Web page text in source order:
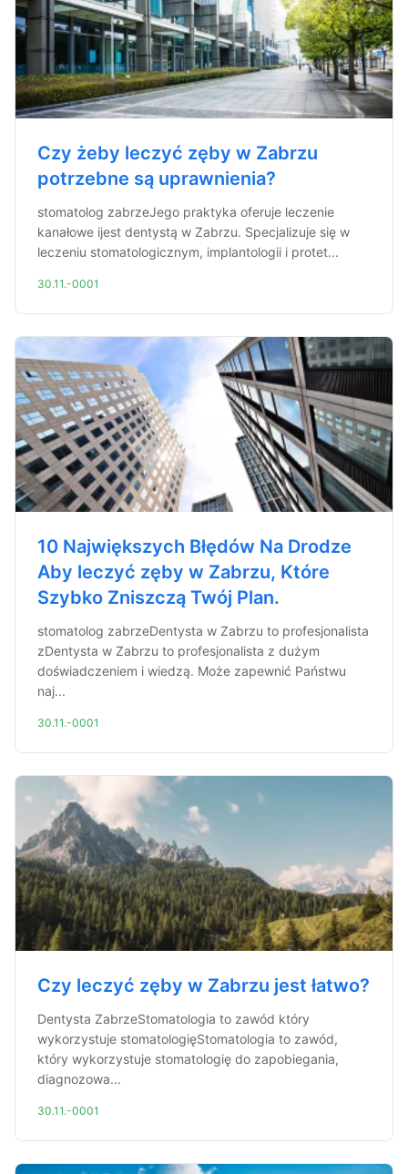
Czy żeby leczyć zęby w Zabrzu
potrzebne są uprawnienia?
stomatolog zabrzeJego praktyka oferuje leczenie
kanałowe ijest dentystą w Zabrzu. Specjalizuje się w
leczeniu stomatologicznym, implantologii i protet...
30.11.-0001
10 Największych Błędów Na Drodze
Aby leczyć zęby w Zabrzu, Które
Szybko Zniszczą Twój Plan.
stomatolog zabrzeDentysta w Zabrzu to profesjonalista
zDentysta w Zabrzu to profesjonalista z dużym
doświadczeniem i wiedzą. Może zapewnić Państwu
naj...
30.11.-0001
Czy leczyć zęby w Zabrzu jest łatwo?
Dentysta ZabrzeStomatologia to zawód który
wykorzystuje stomatologięStomatologia to zawód,
który wykorzystuje stomatologię do zapobiegania,
diagnozowa...
30.11.-0001